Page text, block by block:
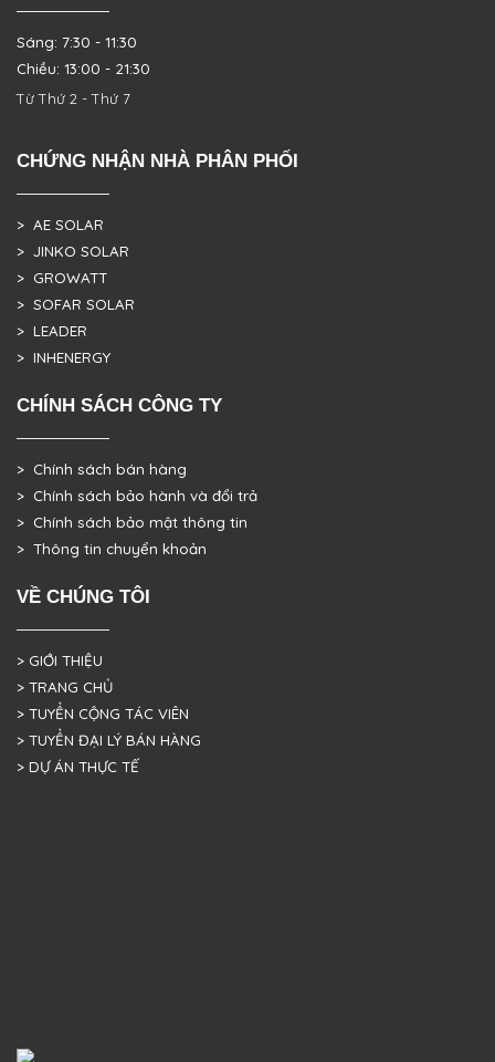
Sáng: 7:30 - 11:30
Chiều: 13:00 - 21:30
Từ Thứ 2 - Thứ 7
CHỨNG NHẬN NHÀ PHÂN PHỐI
> AE SOLAR
> JINKO SOLAR
> GROWATT
> SOFAR SOLAR
> LEADER
> INHENERGY
CHÍNH SÁCH CÔNG TY
> Chính sách bán hàng
> Chính sách bảo hành và đổi trả
> Chính sách bảo mật thông tin
> Thông tin chuyển khoản
VỀ CHÚNG TÔI
> GIỚI THIỆU
> TRANG CHỦ
> TUYỂN CỘNG TÁC VIÊN
> TUYỂN ĐẠI LÝ BÁN HÀNG
> DỰ ÁN THỰC TẾ